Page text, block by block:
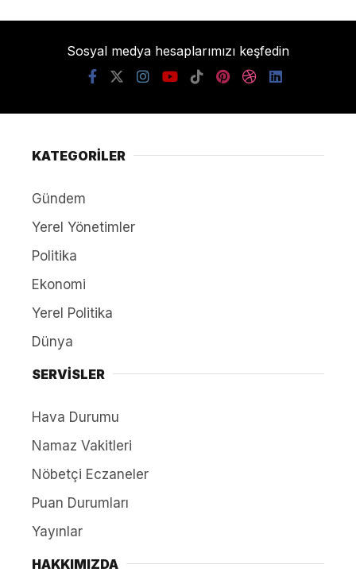
Sosyal medya hesaplarımızı keşfedin
KATEGORİLER
Gündem
Yerel Yönetimler
Politika
Ekonomi
Yerel Politika
Dünya
SERVİSLER
Hava Durumu
Namaz Vakitleri
Nöbetçi Eczaneler
Puan Durumları
Yayınlar
HAKKIMIZDA